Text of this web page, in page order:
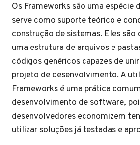
Os Frameworks são uma espécie
serve como suporte teórico e
construção de sistemas. Eles
uma estrutura de arquivos e
códigos genéricos capazes de
projeto de desenvolvimento. A
Frameworks é uma prática
desenvolvimento de software,
desenvolvedores economizem
utilizar soluções já testadas e